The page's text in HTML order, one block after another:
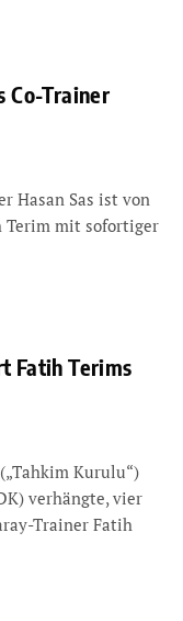
Co-Trainer
Hasan Sas ist von
Terim mit sofortiger
Fatih Terims
Kurulu“)
verhängte, vier
Trainer Fatih